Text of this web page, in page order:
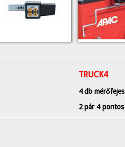
TRUCK4
4 db mérőfejes
2 pár 4